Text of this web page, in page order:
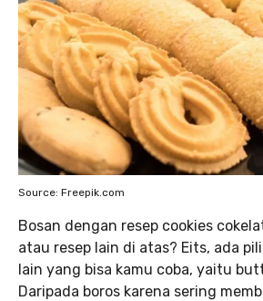
Source: Freepik.com
Bosan dengan resep cookies
atau resep lain di atas? Eits, ada
lain yang bisa kamu coba, yaitu
Daripada boros karena sering